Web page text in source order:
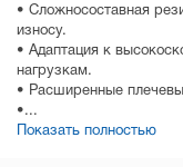
• Сложносоставная
износу.
• Адаптация к
нагрузкам.
• Расширенные
•...
Показать полностью